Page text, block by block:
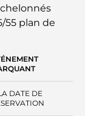
plan de
DATE DE